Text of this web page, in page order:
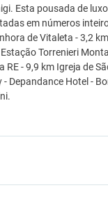
Esta pousada de
em números
de Vitaleta - 3,2
Torrenieri
- 9,9 km Igreja de
Depandance Hotel -